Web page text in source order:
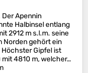
Apennin
Halbinsel entlang
2912 m s.l.m. seine
Norden gehört ein
Höchster Gipfel ist
4810 m, welcher…